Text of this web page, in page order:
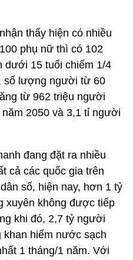
thấy hiện có nhiều
phụ nữ thì có 102
dưới 15 tuổi chiếm 1/4
số lượng người từ 60
từ 962 triệu người
2050 và 3,1 tỉ người
đang đặt ra nhiều
cả các quốc gia trên
số, hiện nay, hơn 1 tỷ
xuyên không được tiếp
khi đó, 2,7 tỷ người
khan hiếm nước sạch
1 tháng/1 năm. Với